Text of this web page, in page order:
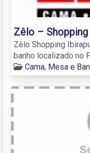
Zêlo –
Zêlo Shopping
banho localizado no
Cama, Mesa e